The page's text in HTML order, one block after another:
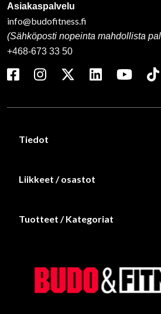
Asiakaspalvelu
info@budofitness.fi
(Sähköposti nopeinta mahdollista
+468-673 33 50
Tiedot
Liikkeet / osastot
Tuotteet / Kategoriat